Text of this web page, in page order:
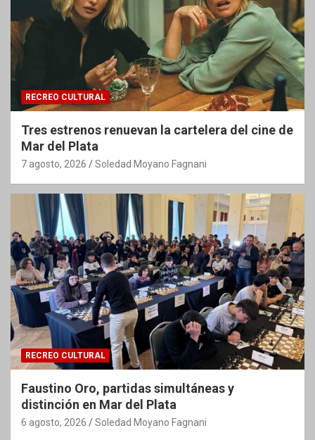
RECREO CULTURAL
Tres estrenos renuevan la cartelera del cine de
Mar del Plata
7 agosto, 2026 Soledad Moyano Fagnani
RECREO CULTURAL
Faustino Oro, partidas simultáneas y
distinción en Mar del Plata
6 agosto, 2026 Soledad Moyano Fagnani